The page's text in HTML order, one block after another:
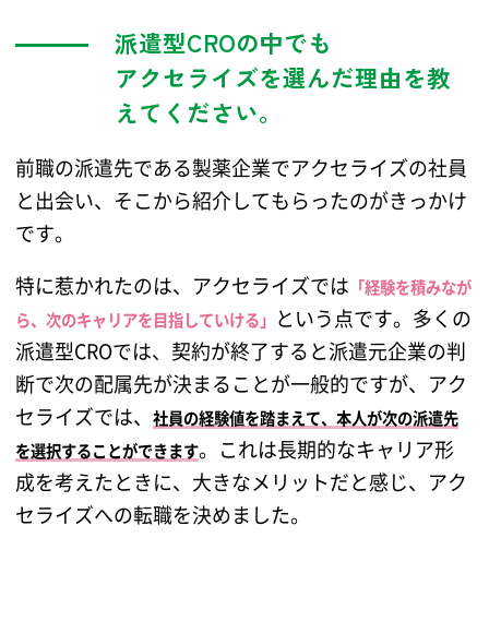
派遣型CROの中でも
アクセライズを選んだ理由を教
えてください。
前職の派遣先である製薬企業でアクセライズの社員
と出会い、そこから紹介してもらったのがきっかけ
です。
特に惹かれたのは、アクセライズでは 「経験を積みなが
ら、次のキャリアを目指していける」 という点です。多くの
派遣型CROでは、契約が終了すると派遣元企業の判
断で次の配属先が決まることが一般的ですが、アク
セライズでは、社員の経験値を踏まえて、本人が次の派遣先
を選択することができます。これは長期的なキャリア形
成を考えたときに、大きなメリットだと感じ、アク
セライズへの転職を決めました。